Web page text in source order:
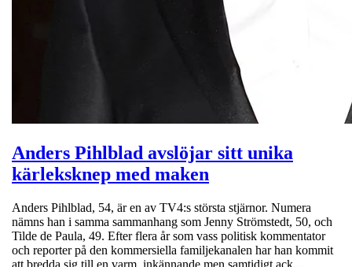
Anders Pihlblad avslöjar sitt unika
kärleksknep med maken
Anders Pihlblad, 54, är en av TV4:s största stjärnor. Numera
nämns han i samma sammanhang som Jenny Strömstedt, 50, och
Tilde de Paula, 49. Efter flera år som vass politisk kommentator
och reporter på den kommersiella familjekanalen har han kommit
att bredda sig till en varm, inkännande men samtidigt ack…